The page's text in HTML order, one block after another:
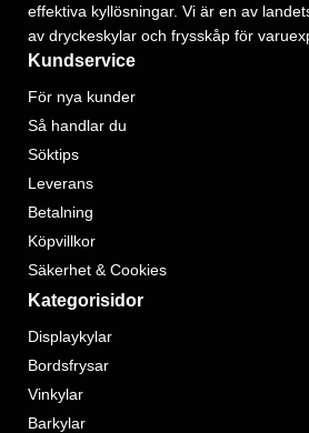
effektiva kyllösningar. Vi är en av
av dryckeskylar och frysskåp för
Kundservice
För nya kunder
Så handlar du
Söktips
Leverans
Betalning
Köpvillkor
Säkerhet & Cookies
Kategorisidor
Displaykylar
Bordsfrysar
Vinkylar
Barkylar